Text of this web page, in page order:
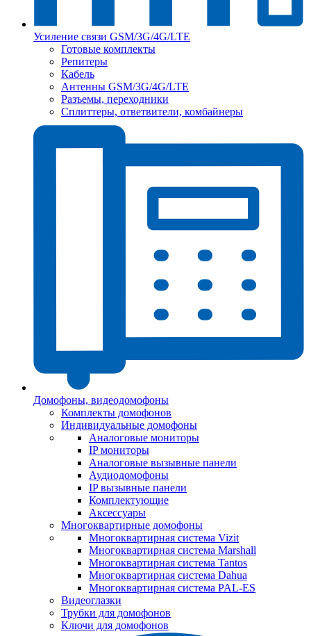
Усиление связи GSM/3G/4G/LTE
Готовые комплекты
Репитеры
Кабель
Антенны GSM/3G/4G/LTE
Разъемы, переходники
Сплиттеры, ответвители, комбайнеры
Домофоны, видеодомофоны
Комплекты домофонов
Индивидуальные домофоны
Аналоговые мониторы
IP мониторы
Аналоговые вызывные панели
Аудиодомофоны
IP вызывные панели
Комплектующие
Аксессуары
Многоквартирные домофоны
Многоквартирная система Vizit
Многоквартирная система Marshall
Многоквартирная система Tantos
Многоквартирная система Dahua
Многоквартирная система PAL-ES
Видеоглазки
Трубки для домофонов
Ключи для домофонов